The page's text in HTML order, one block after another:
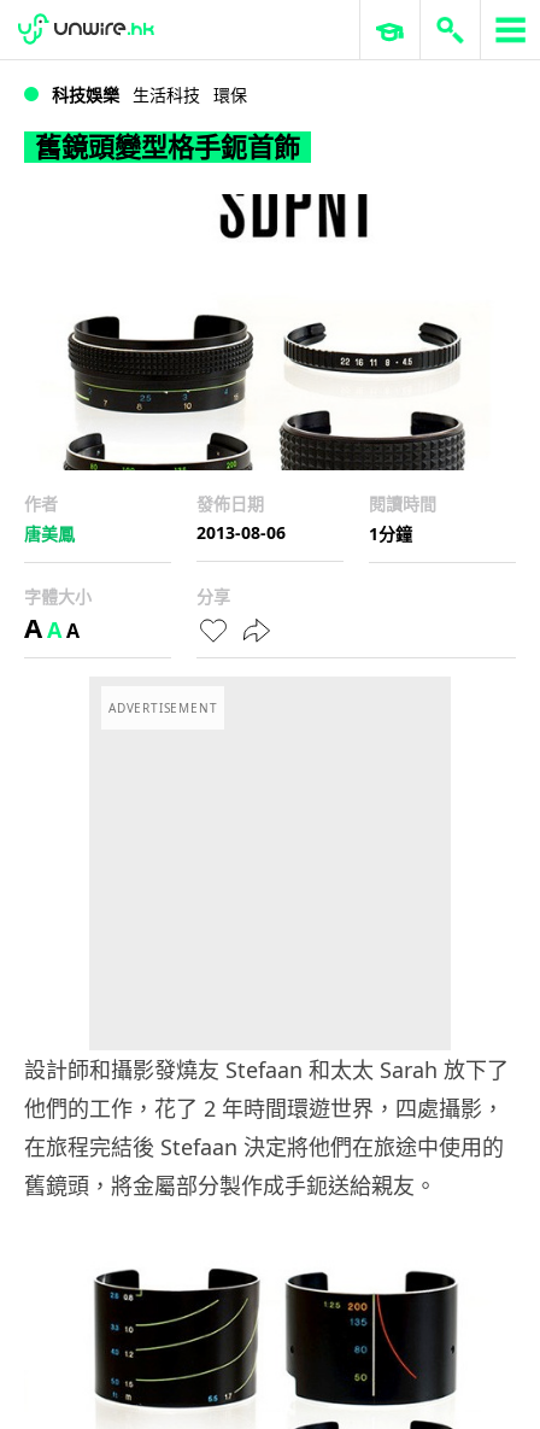
舊鏡頭變型格手鈪首飾
WWDC 2026 ERP 與商業 AI
科技娛樂 生活科技 環保
舊鏡頭變型格手鈪首飾
作者
唐美鳳
發佈日期
2013-08-06
閱讀時間
1分鐘
字體大小
AAA
分享
ADVERTISEMENT
設計師和攝影發燒友 Stefaan 和太太 Sarah 放下了
他們的工作，花了 2 年時間環遊世界，四處攝影，
在旅程完結後 Stefaan 決定將他們在旅途中使用的
舊鏡頭，將金屬部分製作成手鈪送給親友。